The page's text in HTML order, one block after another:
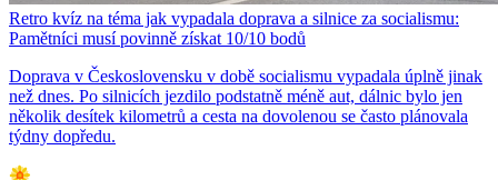
Retro kvíz na téma jak vypadala doprava a silnice za socialismu:
Pamětníci musí povinně získat 10/10 bodů
Doprava v Československu v době socialismu vypadala úplně jinak
než dnes. Po silnicích jezdilo podstatně méně aut, dálnic bylo jen
několik desítek kilometrů a cesta na dovolenou se často plánovala
týdny dopředu.